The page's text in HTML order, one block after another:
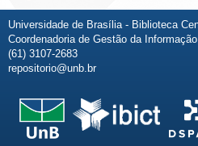
Universidade de Brasília - Biblioteca
Coordenadoria de Gestão da
(61) 3107-2683
repositorio@unb.br